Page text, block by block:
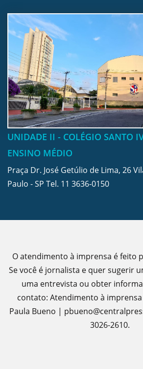
UNIDADE II - COLÉGIO SANTO
ENSINO MÉDIO
Praça Dr. José Getúlio de Lima, 26
Paulo - SP Tel. 11 3636-0150
O atendimento à imprensa é feito
Se você é jornalista e quer sugerir
uma entrevista ou obter
contato: Atendimento à imprensa
Paula Bueno |
3026-2610.